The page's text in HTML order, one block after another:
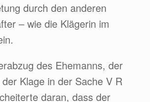
durch den anderen
– wie die Klägerin im
des Ehemanns, der
Klage in der Sache V R
daran, dass der